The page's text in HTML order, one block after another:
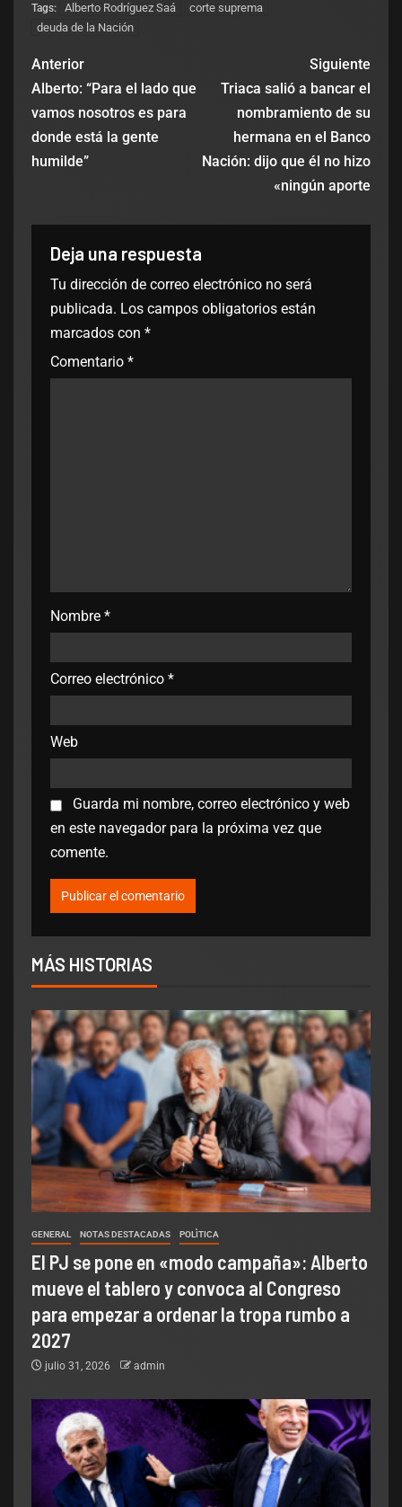
Tags: Alberto Rodríguez Saá
corte suprema
deuda de la Nación
Anterior
Alberto: “Para el lado que
vamos nosotros es para
donde está la gente
humilde”
Siguiente
Triaca salió a bancar el
nombramiento de su
hermana en el Banco
Nación: dijo que él no hizo
«ningún aporte
Deja una respuesta
Tu dirección de correo electrónico no será
publicada. Los campos obligatorios están
marcados con *
Comentario *
Nombre *
Correo electrónico *
Web
Guarda mi nombre, correo electrónico y web
en este navegador para la próxima vez que
comente.
MÁS HISTORIAS
GENERAL NOTAS DESTACADAS POLÌTICA
El PJ se pone en «modo campaña»: Alberto
mueve el tablero y convoca al Congreso
para empezar a ordenar la tropa rumbo a
2027
julio 31, 2026 admin